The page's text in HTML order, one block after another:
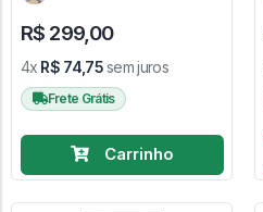
R$ 299,00
4x R$ 74,75sem juros
Frete Grátis
Carrinho